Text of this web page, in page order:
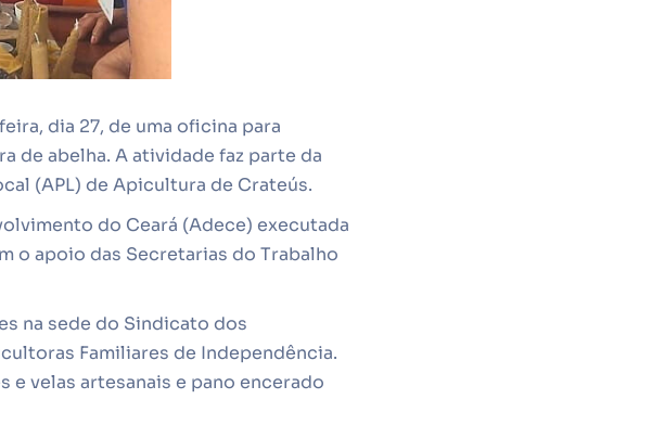
dia 27, de uma oficina para
de abelha. A atividade faz parte da
(APL) de Apicultura de Crateús.
do Ceará (Adece) executada
o apoio das Secretarias do Trabalho
na sede do Sindicato dos
Familiares de Independência.
velas artesanais e pano encerado